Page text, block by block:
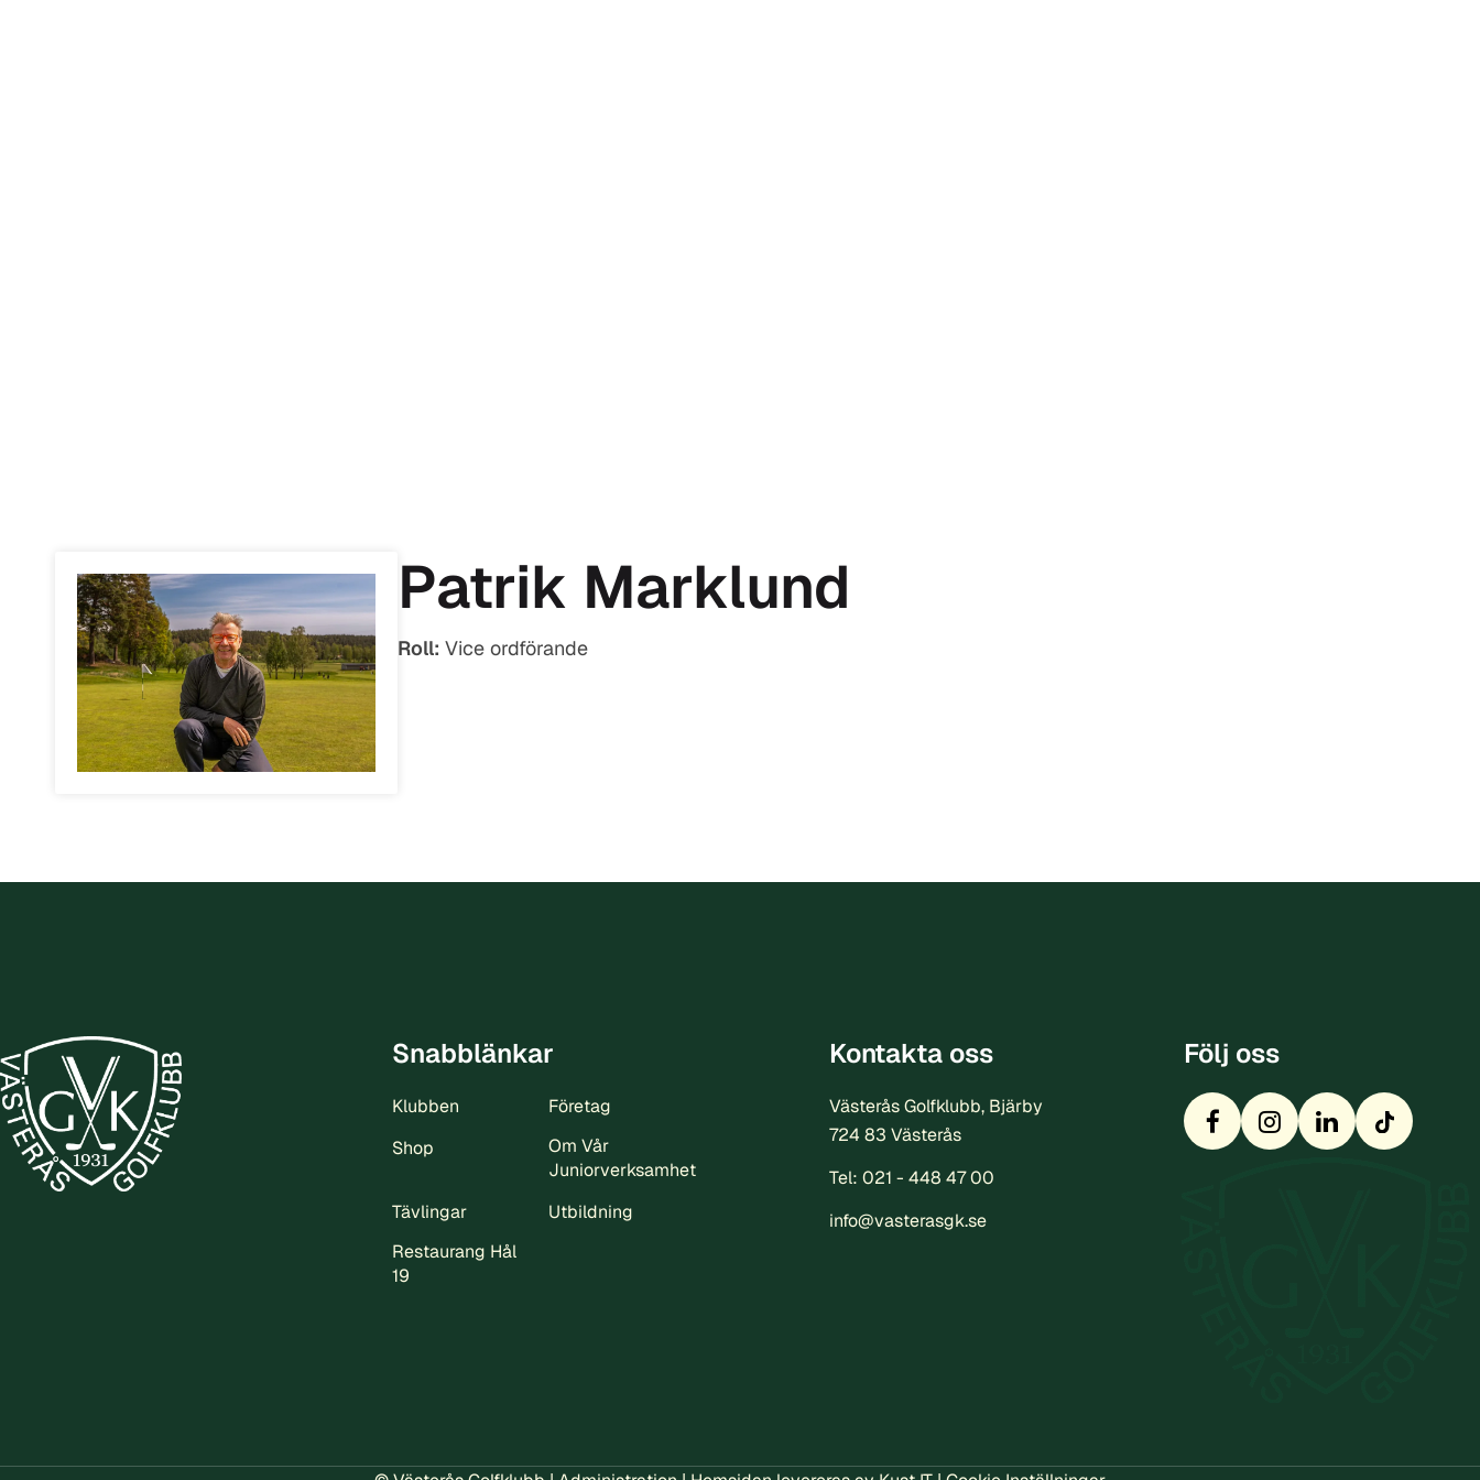
Patrik Marklund
Roll: Vice ordförande
Snabblänkar
Klubben
Företag
Shop
Om Vår
Juniorverksamhet
Tävlingar
Utbildning
Restaurang Hål
19
Kontakta oss
Västerås Golfklubb, Bjärby
724 83 Västerås
Tel: 021 - 448 47 00
info@vasterasgk.se
Följ oss